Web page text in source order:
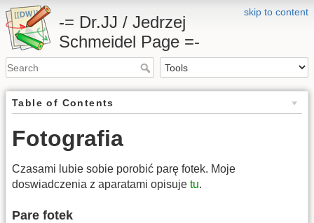
skip to content
-= Dr.JJ / Jedrzej
Schmeidel Page =-
Table of Contents
Fotografia
Czasami lubie sobie porobić parę fotek. Moje
doswiadczenia z aparatami opisuje tu.
Pare fotek